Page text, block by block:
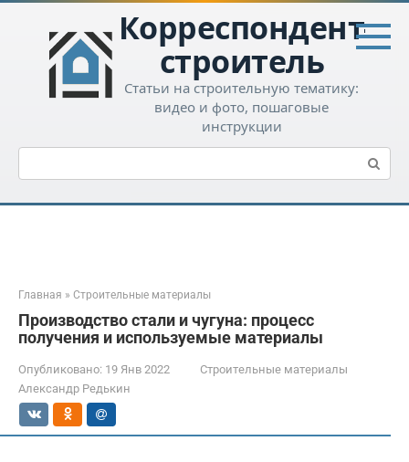
Перейти
контенту
Корреспондент-
строитель
Статьи на строительную тематику:
видео и фото, пошаговые
инструкции
Поиск:
Главная » Строительные материалы
Производство стали и чугуна: процесс
получения и используемые материалы
Опубликовано: 19 Янв 2022
Строительные материалы
Александр Редькин